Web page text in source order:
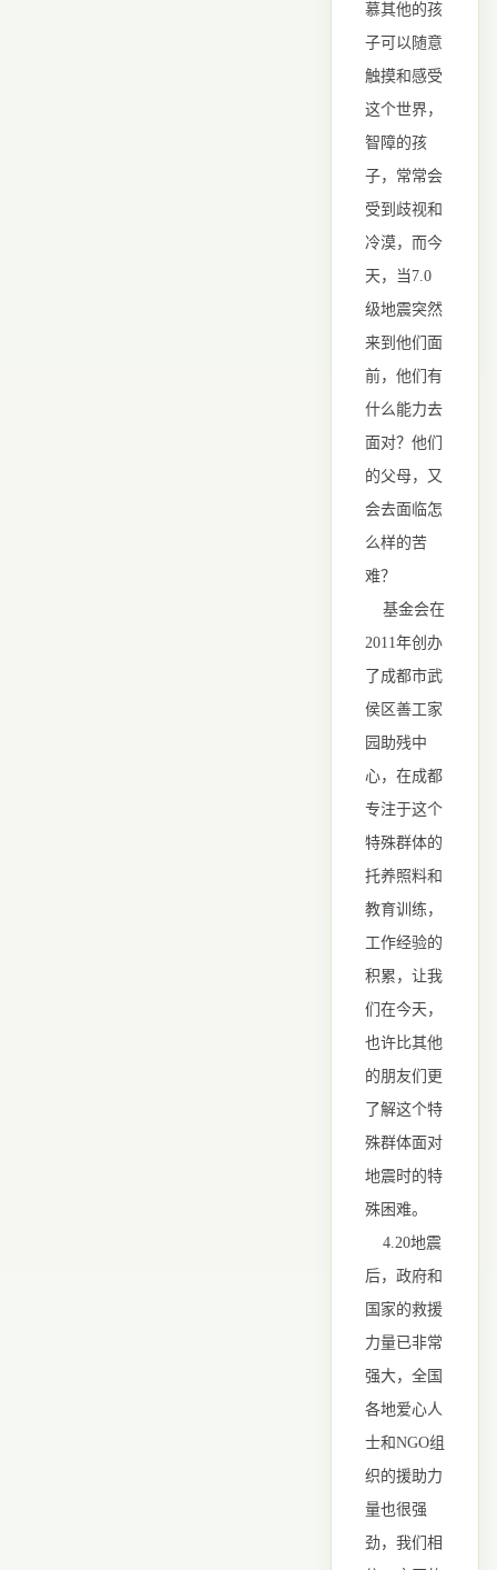
慕其他的孩
子可以随意
触摸和感受
这个世界，
智障的孩
子，常常会
受到歧视和
冷漠，而今
天，当7.0
级地震突然
来到他们面
前，他们有
什么能力去
面对？他们
的父母，又
会去面临怎
么样的苦
难？
基金会在
2011年创办
了成都市武
侯区善工家
园助残中
心，在成都
专注于这个
特殊群体的
托养照料和
教育训练，
工作经验的
积累，让我
们在今天，
也许比其他
的朋友们更
了解这个特
殊群体面对
地震时的特
殊困难。
4.20地震
后，政府和
国家的救援
力量已非常
强大，全国
各地爱心人
士和NGO组
织的援助力
量也很强
劲，我们相